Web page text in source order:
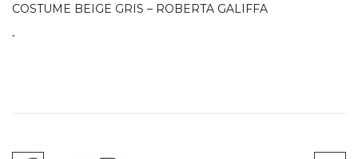
COSTUME BEIGE GRIS – ROBERTA GALIFFA
.